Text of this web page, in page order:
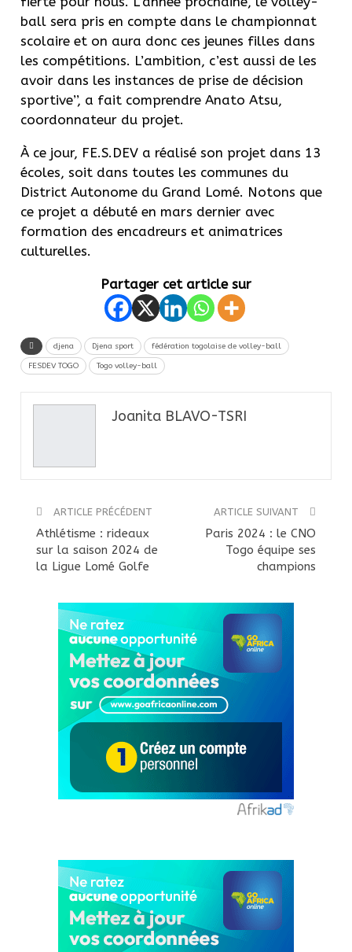
ball sera pris en compte dans le championnat
scolaire et on aura donc ces jeunes filles dans
les compétitions. L’ambition, c’est aussi de les
avoir dans les instances de prise de décision
sportive’’, a fait comprendre Anato Atsu,
coordonnateur du projet.
À ce jour, FE.S.DEV a réalisé son projet dans 13
écoles, soit dans toutes les communes du
District Autonome du Grand Lomé. Notons que
ce projet a débuté en mars dernier avec
formation des encadreurs et animatrices
culturelles.
Partager cet article sur
djena Djena sport fédération togolaise de volley-ball
FESDEV TOGO Togo volley-ball
Joanita BLAVO-TSRI
ARTICLE PRÉCÉDENT
Athlétisme : rideaux
sur la saison 2024 de
la Ligue Lomé Golfe
ARTICLE SUIVANT
Paris 2024 : le CNO
Togo équipe ses
champions